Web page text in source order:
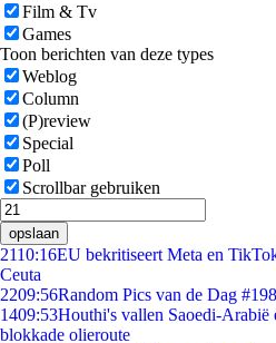
Film & Tv
Games
Toon berichten van deze types
Weblog
Column
(P)review
Special
Poll
Scrollbar gebruiken
opslaan
2110:16EU bekritiseert Meta en
Ceuta
2209:56Random Pics van de Dag
1409:53Houthi's vallen Saoedi-Arabië
blokkade olieroute